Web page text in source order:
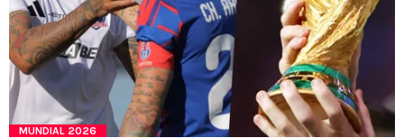
MUNDIAL 2026